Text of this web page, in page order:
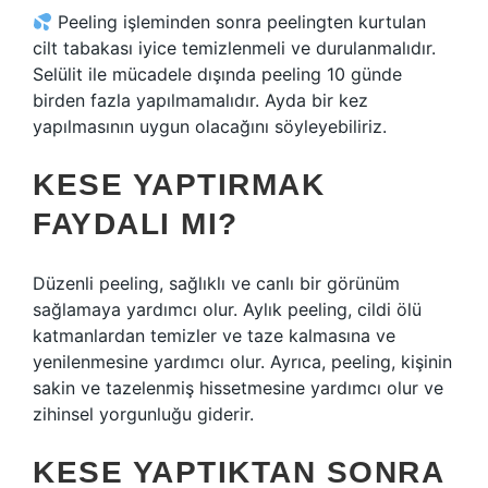
Peeling işleminden sonra peelingten kurtulan
cilt tabakası iyice temizlenmeli ve durulanmalıdır.
Selülit ile mücadele dışında peeling 10 günde
birden fazla yapılmamalıdır. Ayda bir kez
yapılmasının uygun olacağını söyleyebiliriz.
KESE YAPTIRMAK
FAYDALI MI?
Düzenli peeling, sağlıklı ve canlı bir görünüm
sağlamaya yardımcı olur. Aylık peeling, cildi ölü
katmanlardan temizler ve taze kalmasına ve
yenilenmesine yardımcı olur. Ayrıca, peeling, kişinin
sakin ve tazelenmiş hissetmesine yardımcı olur ve
zihinsel yorgunluğu giderir.
KESE YAPTIKTAN SONRA